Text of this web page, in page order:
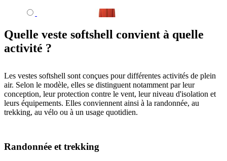
Quelle veste softshell convient à quelle
activité ?
Les vestes softshell sont conçues pour différentes activités de plein
air. Selon le modèle, elles se distinguent notamment par leur
conception, leur protection contre le vent, leur niveau d'isolation et
leurs équipements. Elles conviennent ainsi à la randonnée, au
trekking, au vélo ou à un usage quotidien.
Randonnée et trekking